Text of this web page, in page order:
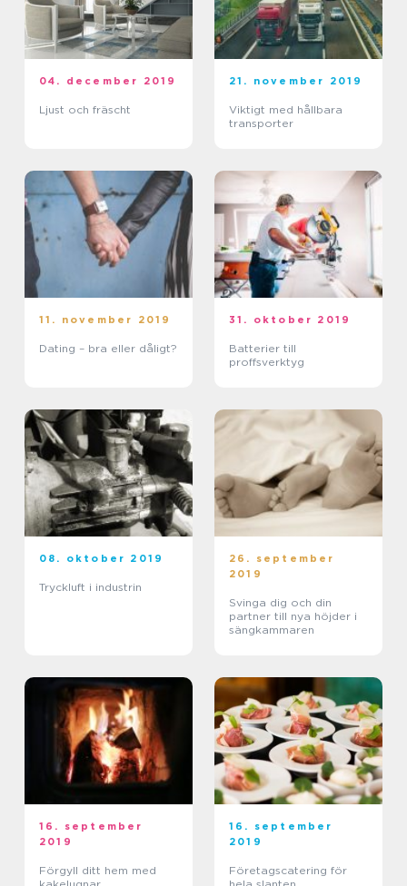
04. december 2019
Ljust och fräscht
21. november 2019
Viktigt med hållbara
transporter
11. november 2019
Dating – bra eller dåligt?
31. oktober 2019
Batterier till
proffsverktyg
08. oktober 2019
Tryckluft i industrin
26. september
2019
Svinga dig och din
partner till nya höjder i
sängkammaren
16. september
2019
Förgyll ditt hem med
16. september
2019
Företagscatering för